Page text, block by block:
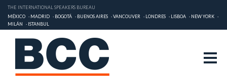
THE INTERNATIONAL SPEAKERS BUREAU
MÉXICO
MADRID BOGOTÁ BUENOS AIRES VANCOUVER LONDRES LISBOA
NEW YORK
MILÁN
ISTANBUL